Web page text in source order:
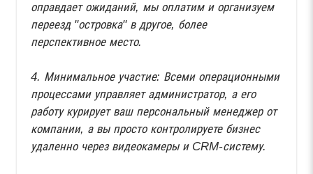
оправдает ожиданий, мы оплатим и организуем
переезд "островка" в другое, более
перспективное место.
4. Минимальное участие: Всеми операционными
процессами управляет администратор, а его
работу курирует ваш персональный менеджер от
компании, а вы просто контролируете бизнес
удаленно через видеокамеры и CRM-систему.